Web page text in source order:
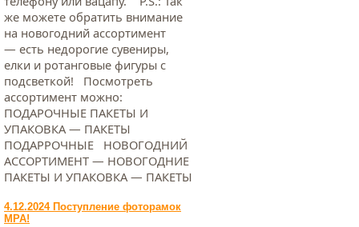
же можете обратить внимание
на новогодний ассортимент
— есть недорогие сувениры,
елки и ротанговые фигуры с
подсветкой! Посмотреть
ассортимент можно:
ПОДАРОЧНЫЕ ПАКЕТЫ И
УПАКОВКА — ПАКЕТЫ
ПОДАРРОЧНЫЕ НОВОГОДНИЙ
АССОРТИМЕНТ — НОВОГОДНИЕ
ПАКЕТЫ И УПАКОВКА — ПАКЕТЫ
4.12.2024 Поступление фоторамок
МРА!